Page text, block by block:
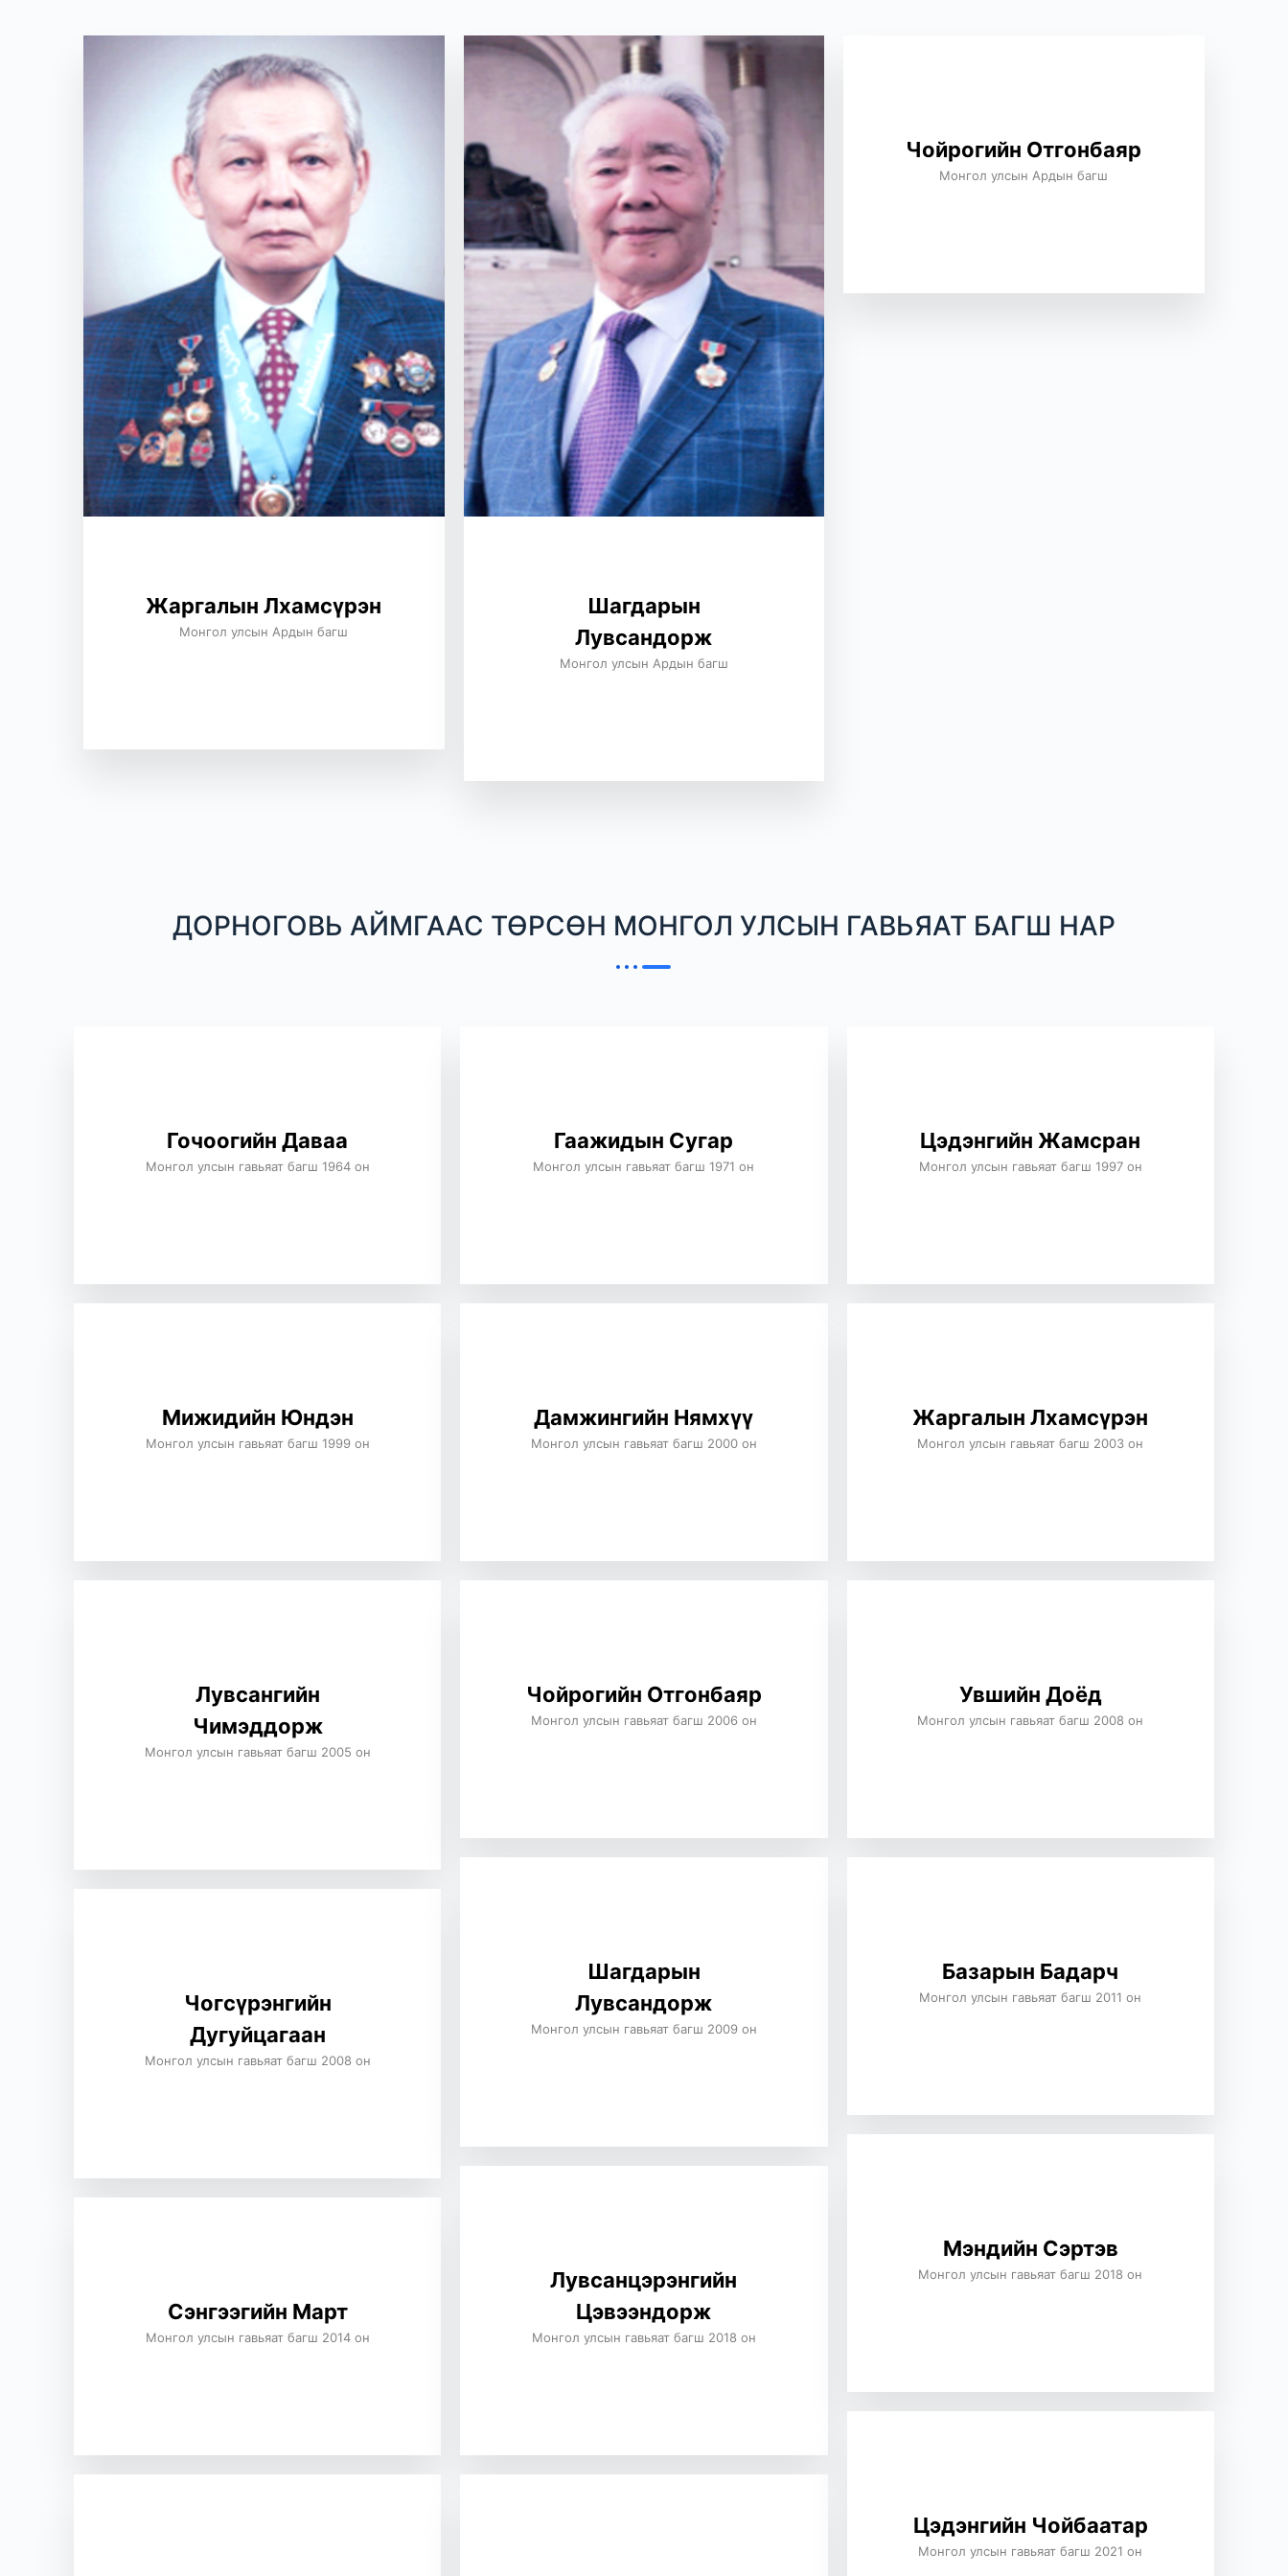
Жаргалын Лхамсүрэн
Монгол улсын Ардын багш
Шагдарын
Лувсандорж
Монгол улсын Ардын багш
Чойрогийн Отгонбаяр
Монгол улсын Ардын багш
ДОРНОГОВЬ АЙМГААС ТӨРСӨН МОНГОЛ УЛСЫН ГАВЬЯАТ БАГШ НАР
Гочоогийн Даваа
Монгол улсын гавьяат багш 1964 он
Мижидийн Юндэн
Монгол улсын гавьяат багш 1999 он
Лувсангийн
Чимэддорж
Монгол улсын гавьяат багш 2005 он
Чогсүрэнгийн
Дугуйцагаан
Монгол улсын гавьяат багш 2008 он
Сэнгээгийн Март
Монгол улсын гавьяат багш 2014 он
Гаажидын Сугар
Монгол улсын гавьяат багш 1971 он
Дамжингийн Нямхүү
Монгол улсын гавьяат багш 2000 он
Чойрогийн Отгонбаяр
Монгол улсын гавьяат багш 2006 он
Шагдарын
Лувсандорж
Монгол улсын гавьяат багш 2009 он
Лувсанцэрэнгийн
Цэвээндорж
Монгол улсын гавьяат багш 2018 он
Цэдэнгийн Жамсран
Монгол улсын гавьяат багш 1997 он
Жаргалын Лхамсүрэн
Монгол улсын гавьяат багш 2003 он
Увшийн Доёд
Монгол улсын гавьяат багш 2008 он
Базарын Бадарч
Монгол улсын гавьяат багш 2011 он
Мэндийн Сэртэв
Монгол улсын гавьяат багш 2018 он
Цэдэнгийн Чойбаатар
Монгол улсын гавьяат багш 2021 он